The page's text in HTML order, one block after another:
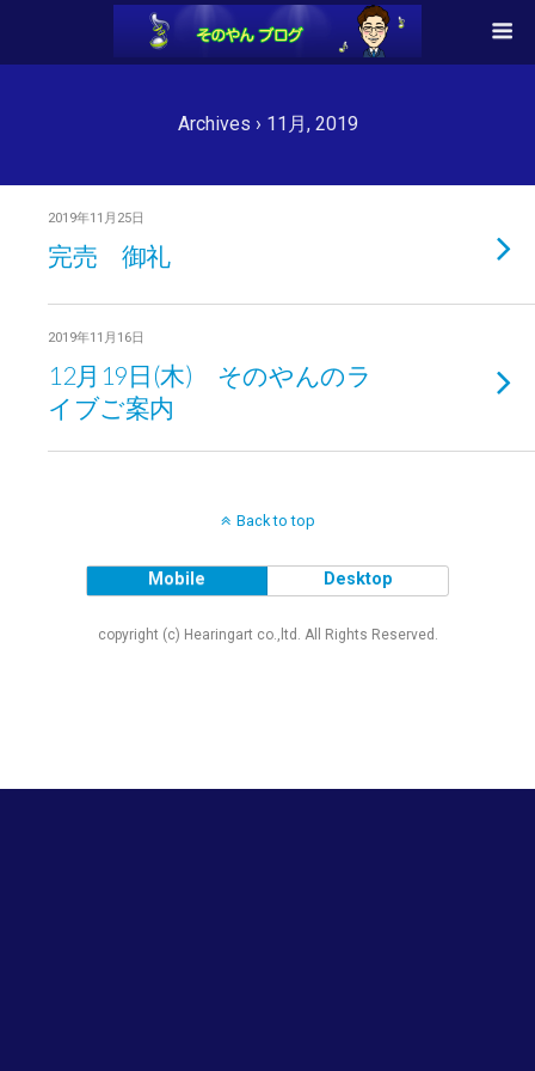
Archives › 11月, 2019
2019年11月25日
完売 御礼
2019年11月16日
12月19日(木) そのやんのラ
イブご案内
Back to top
Mobile Desktop
copyright (c) Hearingart co.,ltd. All Rights Reserved.